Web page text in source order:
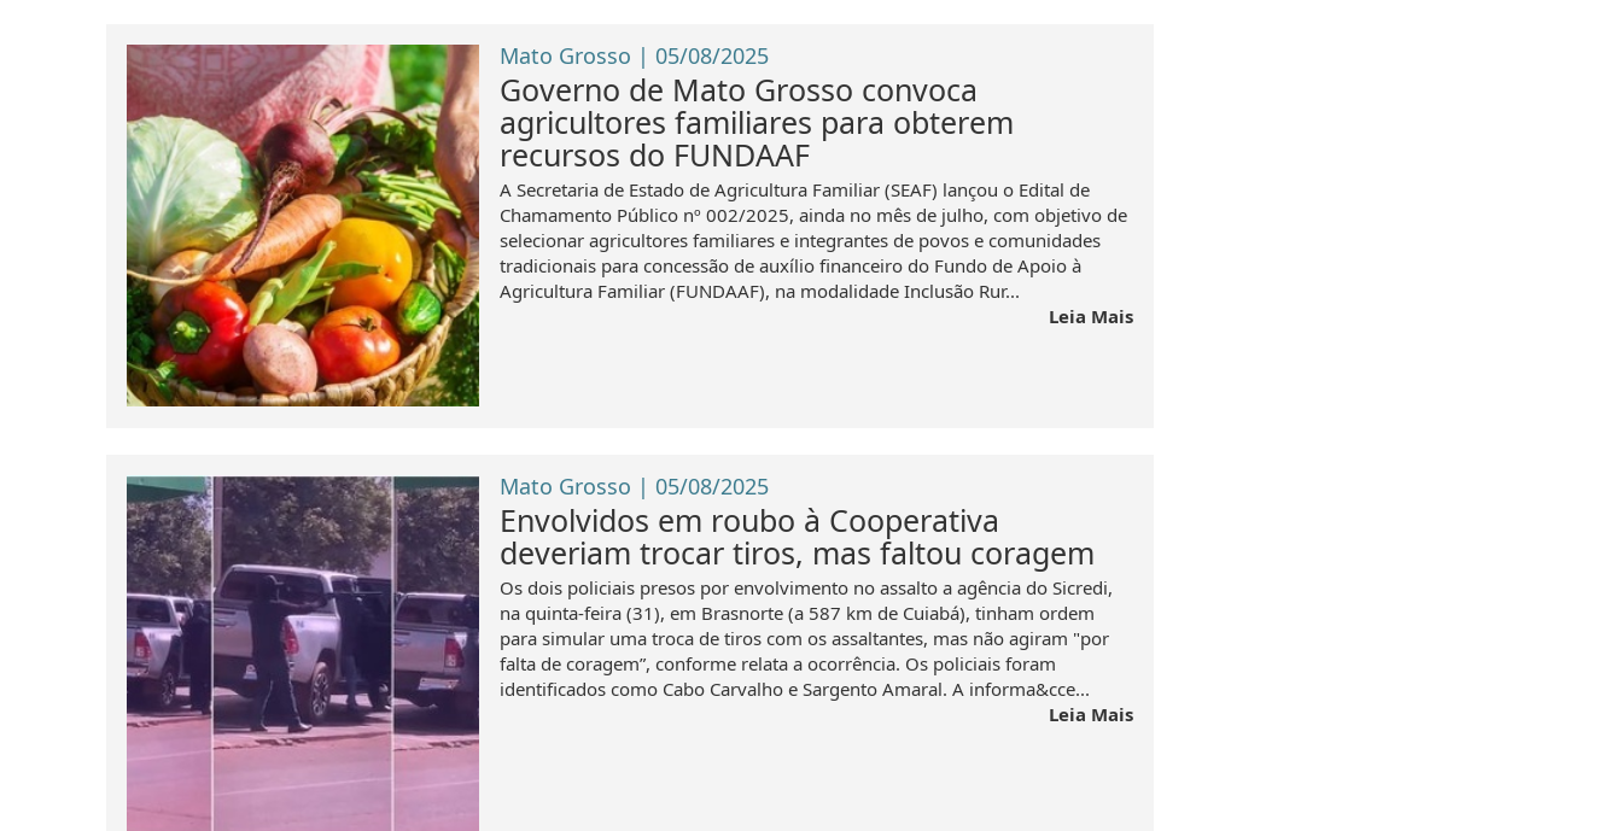
Mato Grosso | 05/08/2025
Governo de Mato Grosso convoca
agricultores familiares para obterem
recursos do FUNDAAF
A Secretaria de Estado de Agricultura Familiar (SEAF) lançou o Edital de
Chamamento Público nº 002/2025, ainda no mês de julho, com objetivo de
selecionar agricultores familiares e integrantes de povos e comunidades
tradicionais para concessão de auxílio financeiro do Fundo de Apoio à
Agricultura Familiar (FUNDAAF), na modalidade Inclusão Rur...
Leia Mais
Mato Grosso | 05/08/2025
Envolvidos em roubo à Cooperativa
deveriam trocar tiros, mas faltou coragem
Os dois policiais presos por envolvimento no assalto a agência do Sicredi,
na quinta-feira (31), em Brasnorte (a 587 km de Cuiabá), tinham ordem
para simular uma troca de tiros com os assaltantes, mas não agiram "por
falta de coragem”, conforme relata a ocorrência. Os policiais foram
identificados como Cabo Carvalho e Sargento Amaral. A informa&cce...
Leia Mais